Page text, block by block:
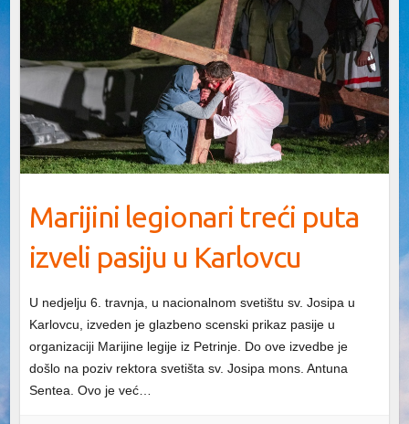
Marijini legionari treći puta
izveli pasiju u Karlovcu
U nedjelju 6. travnja, u nacionalnom svetištu sv. Josipa u
Karlovcu, izveden je glazbeno scenski prikaz pasije u
organizaciji Marijine legije iz Petrinje. Do ove izvedbe je
došlo na poziv rektora svetišta sv. Josipa mons. Antuna
Sentea. Ovo je već…